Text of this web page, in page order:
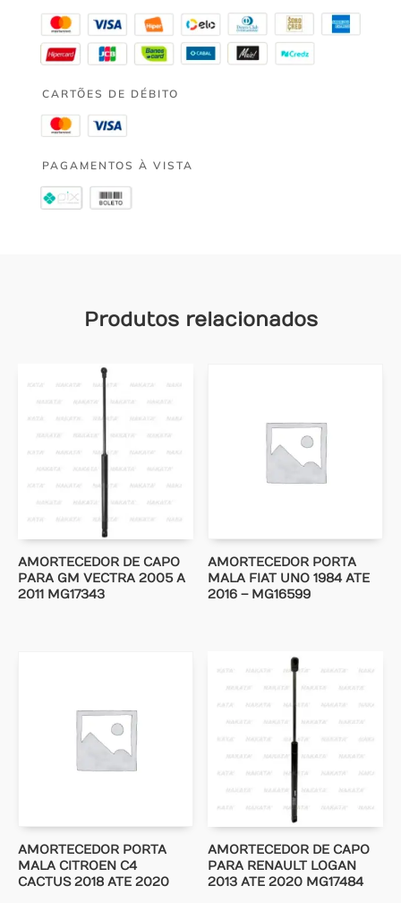
CARTÕES DE DÉBITO
PAGAMENTOS À VISTA
Produtos relacionados
AMORTECEDOR DE CAPO
PARA GM VECTRA 2005 A
2011 MG17343
AMORTECEDOR PORTA
MALA FIAT UNO 1984 ATE
2016 – MG16599
AMORTECEDOR PORTA
MALA CITROEN C4
CACTUS 2018 ATE 2020
AMORTECEDOR DE CAPO
PARA RENAULT LOGAN
2013 ATE 2020 MG17484